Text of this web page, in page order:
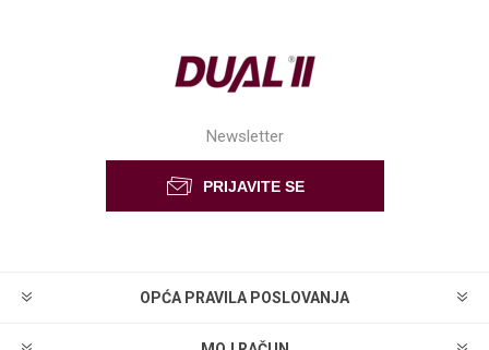
Newsletter
OPĆA PRAVILA POSLOVANJA